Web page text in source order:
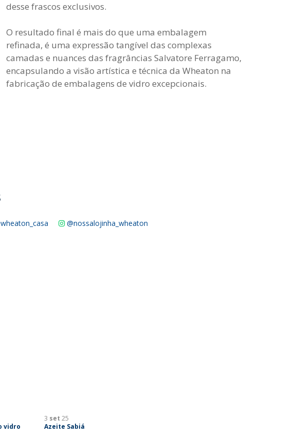
desse frascos exclusivos.
O resultado final é mais do que uma embalagem
refinada, é uma expressão tangível das complexas
camadas e nuances das fragrâncias Salvatore Ferragamo,
encapsulando a visão artística e técnica da Wheaton na
fabricação de embalagens de vidro excepcionais.
@nossalojinha_wheaton
vidro
3 set 25
Azeite Sabiá